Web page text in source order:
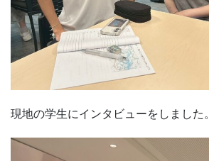
現地の学生にインタビューをしました。